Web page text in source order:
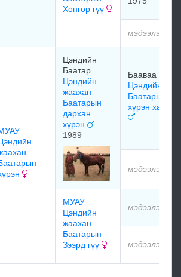
Хонгор гүү
мэдээлэлгүй
Цэндийн
Баатар
Цэндийн
жаахан
Баатарын
дархан
хүрэн
1989
Бааваа
Цэндийн
Баатарын
хүрэн халзан
мэдээлэлгүй
МУАУ
Цэндийн
жаахан
Баатарын
Зээрд гүү
мэдээлэлгүй
мэдээлэлгүй